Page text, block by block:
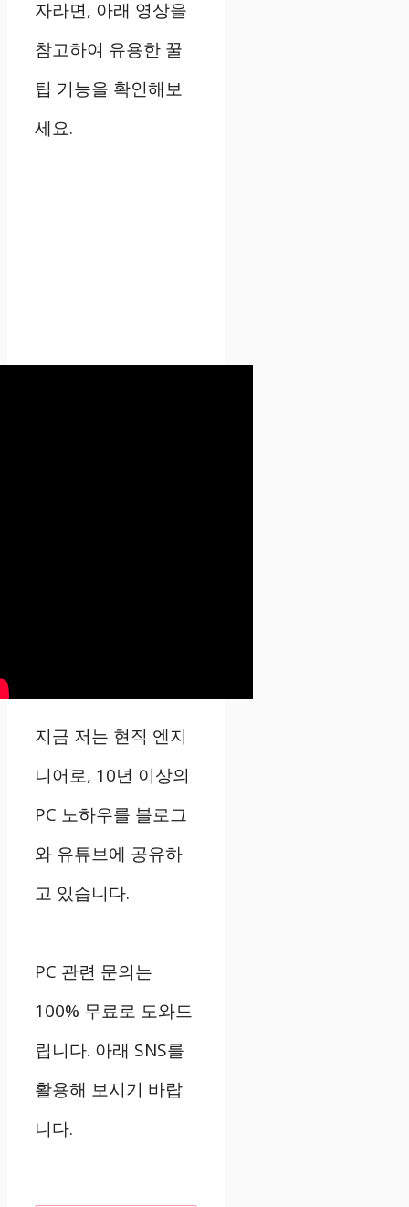
자라면, 아래 영상을
참고하여 유용한 꿀
팁 기능을 확인해보
세요.
지금 저는 현직 엔지
니어로, 10년 이상의
PC 노하우를 블로그
와 유튜브에 공유하
고 있습니다.
PC 관련 문의는
100% 무료로 도와드
립니다. 아래 SNS를
활용해 보시기 바랍
니다.